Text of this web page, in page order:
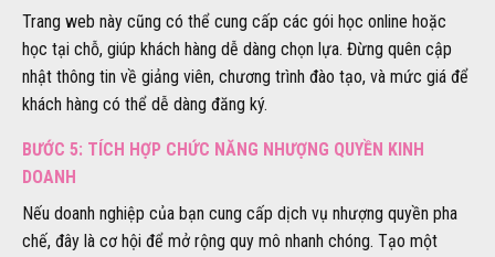
Trang web này cũng có thể cung cấp các gói học online hoặc
học tại chỗ, giúp khách hàng dễ dàng chọn lựa. Đừng quên cập
nhật thông tin về giảng viên, chương trình đào tạo, và mức giá để
khách hàng có thể dễ dàng đăng ký.
BƯỚC 5: TÍCH HỢP CHỨC NĂNG NHƯỢNG QUYỀN KINH
DOANH
Nếu doanh nghiệp của bạn cung cấp dịch vụ nhượng quyền pha
chế, đây là cơ hội để mở rộng quy mô nhanh chóng. Tạo một